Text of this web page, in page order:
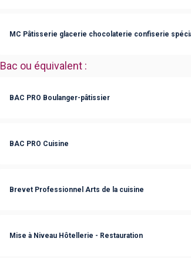
MC Pâtisserie glacerie chocolaterie confiserie
Bac ou équivalent :
BAC PRO Boulanger-pâtissier
BAC PRO Cuisine
Brevet Professionnel Arts de la cuisine
Mise à Niveau Hôtellerie - Restauration